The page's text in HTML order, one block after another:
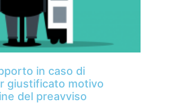
in caso di
giustificato motivo
del preavviso